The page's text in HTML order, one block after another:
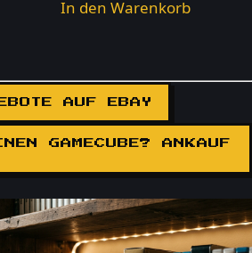
In den Warenkorb
AUF EBAY
GAMECUBE? ANKAUF